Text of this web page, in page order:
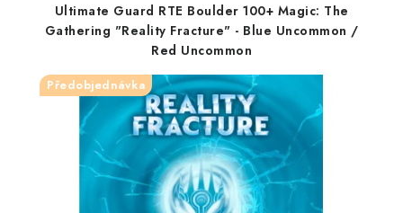
Ultimate Guard RTE Boulder 100+ Magic: The
Gathering "Reality Fracture" - Blue Uncommon /
Red Uncommon
Předobjednávka